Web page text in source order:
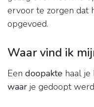
ervoor te zorgen dat
opgevoed.
Waar vind ik
Een doopakte haal je
waar je gedoopt